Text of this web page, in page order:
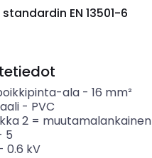
EN 13501-6
vaihtoehdot
ala- 16 mm²
- PVC
2 = muutamalankainen
5
0.6 kV